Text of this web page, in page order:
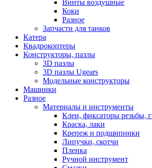
Винты воздушные
Коки
Разное
Запчасти для танков
Катера
Квадрокоптеры
Конструкторы, пазлы
3D пазлы
3D пазлы Ugears
Модельные конструкторы
Машинки
Разное
Материалы и инструменты
Клеи, фиксаторы резьбы,
Краска, лаки
Крепеж и подшипники
Липучки, скотчи
Пленка
Ручной инструмент